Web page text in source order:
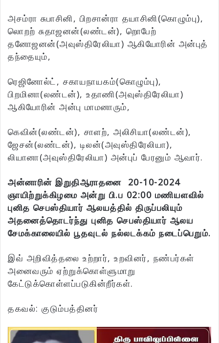
அசம்ரா சுபாசினி, பிறசான்ரா தயாசினி(கொழும்பு),
லொறற் சுதாஜனன்(லண்டன்), றொபேற்
தனோஜனன்(அவுஸ்திரேலியா) ஆகியோரின் அன்புத்
தந்தையும்,
ரெஜினோல்ட், சகாயநாயகம்(கொழும்பு),
பிறமினா(லண்டன்), உதாணி(அவுஸ்திரேலியா)
ஆகியோரின் அன்பு மாமனாரும்,
கெவின்(லண்டன்), சாளற், அலிசியா(லண்டன்),
ஜேசன்(லண்டன்), டிலன்(அவுஸ்திரேலியா),
லியானா(அவுஸ்திரேலியா) அன்புப் பேரனும் ஆவார்.
அன்னாரின் இறுதிஆராதனை 20-10-2024
ஞாயிற்றுக்கிழமை அன்று பி.ப 02:00 மணியளவில்
புனித செபஸ்தியார் ஆலயத்தில் திருப்பலியும்
அதனைத்தொடர்ந்து புனித செபஸ்தியார் ஆலய
சேமக்காலையில் பூதவுடல் நல்லடக்கம் நடைப்பெறும்.
இவ் அறிவித்தலை உற்றார், உறவினர், நண்பர்கள்
அனைவரும் ஏற்றுக்கொள்ளுமாறு
கேட்டுக்கொள்ளப்படுகின்றீர்கள்.
தகவல்: குடும்பத்தினர்